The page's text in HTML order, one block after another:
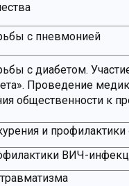
с пневмонией
с диабетом.
Проведение
общественности к
и
ВИЧ-